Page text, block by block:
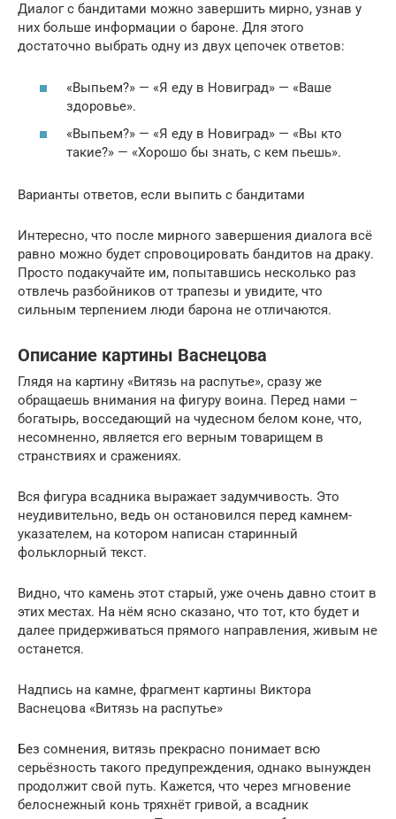
Диалог с бандитами можно завершить мирно, узнав у
них больше информации о бароне. Для этого
достаточно выбрать одну из двух цепочек ответов:
«Выпьем?» — «Я еду в Новиград» — «Ваше
здоровье».
«Выпьем?» — «Я еду в Новиград» — «Вы кто
такие?» — «Хорошо бы знать, с кем пьешь».
Варианты ответов, если выпить с бандитами
Интересно, что после мирного завершения диалога всё
равно можно будет спровоцировать бандитов на драку.
Просто подакучайте им, попытавшись несколько раз
отвлечь разбойников от трапезы и увидите, что
сильным терпением люди барона не отличаются.
Описание картины Васнецова
Глядя на картину «Витязь на распутье», сразу же
обращаешь внимания на фигуру воина. Перед нами –
богатырь, восседающий на чудесном белом коне, что,
несомненно, является его верным товарищем в
странствиях и сражениях.
Вся фигура всадника выражает задумчивость. Это
неудивительно, ведь он остановился перед камнем-
указателем, на котором написан старинный
фольклорный текст.
Видно, что камень этот старый, уже очень давно стоит в
этих местах. На нём ясно сказано, что тот, кто будет и
далее придерживаться прямого направления, живым не
останется.
Надпись на камне, фрагмент картины Виктора
Васнецова «Витязь на распутье»
Без сомнения, витязь прекрасно понимает всю
серьёзность такого предупреждения, однако вынужден
продолжит свой путь. Кажется, что через мгновение
белоснежный конь тряхнёт гривой, а всадник